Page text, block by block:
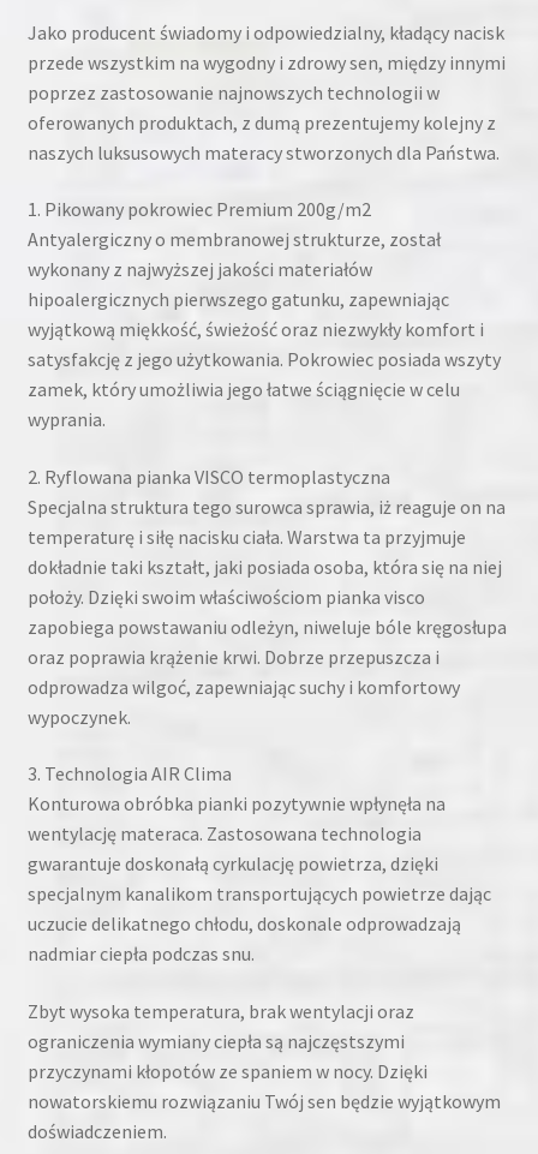
Jako producent świadomy i odpowiedzialny, kładący nacisk
przede wszystkim na wygodny i zdrowy sen, między innymi
poprzez zastosowanie najnowszych technologii w
oferowanych produktach, z dumą prezentujemy kolejny z
naszych luksusowych materacy stworzonych dla Państwa.
1. Pikowany pokrowiec Premium 200g/m2
Antyalergiczny o membranowej strukturze, został
wykonany z najwyższej jakości materiałów
hipoalergicznych pierwszego gatunku, zapewniając
wyjątkową miękkość, świeżość oraz niezwykły komfort i
satysfakcję z jego użytkowania. Pokrowiec posiada wszyty
zamek, który umożliwia jego łatwe ściągnięcie w celu
wyprania.
2. Ryflowana pianka VISCO termoplastyczna
Specjalna struktura tego surowca sprawia, iż reaguje on na
temperaturę i siłę nacisku ciała. Warstwa ta przyjmuje
dokładnie taki kształt, jaki posiada osoba, która się na niej
położy. Dzięki swoim właściwościom pianka visco
zapobiega powstawaniu odleżyn, niweluje bóle kręgosłupa
oraz poprawia krążenie krwi. Dobrze przepuszcza i
odprowadza wilgoć, zapewniając suchy i komfortowy
wypoczynek.
3. Technologia AIR Clima
Konturowa obróbka pianki pozytywnie wpłynęła na
wentylację materaca. Zastosowana technologia
gwarantuje doskonałą cyrkulację powietrza, dzięki
specjalnym kanalikom transportujących powietrze dając
uczucie delikatnego chłodu, doskonale odprowadzają
nadmiar ciepła podczas snu.
Zbyt wysoka temperatura, brak wentylacji oraz
ograniczenia wymiany ciepła są najczęstszymi
przyczynami kłopotów ze spaniem w nocy. Dzięki
nowatorskiemu rozwiązaniu Twój sen będzie wyjątkowym
doświadczeniem.